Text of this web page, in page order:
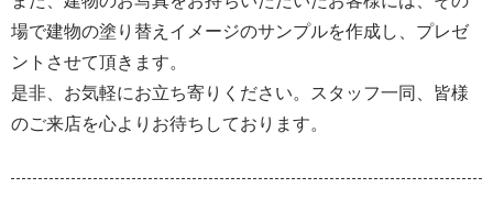
場で建物の塗り替えイメージのサンプルを作成し、プレゼ
ントさせて頂きます。
是非、お気軽にお立ち寄りください。スタッフ一同、皆様
のご来店を心よりお待ちしております。